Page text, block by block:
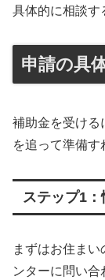
具体的に相談す
申請の具
補助金を受ける
を追って準備す
ステップ1
まずはお住ま
ンターに問い合